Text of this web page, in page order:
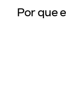
Por que